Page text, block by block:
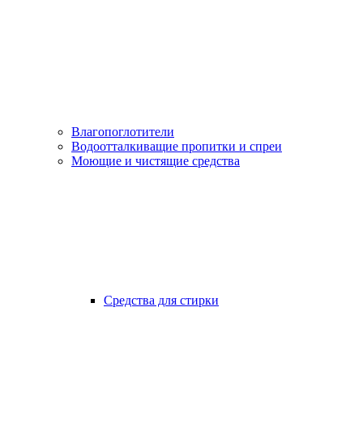
Влагопоглотители
Водоотталкиващие пропитки и спреи
Моющие и чистящие средства
Средства для стирки